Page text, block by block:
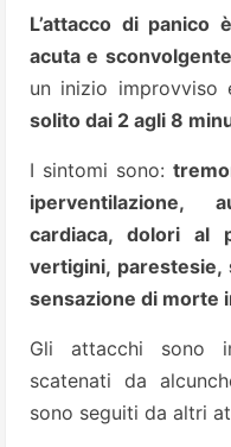
L’attacco di panico
acuta e
un inizio improvviso
solito dai 2 agli 8
I sintomi sono:
iperventilazione,
cardiaca, dolori al
vertigini, parestesie,
sensazione di morte
Gli attacchi sono
scatenati da
sono seguiti da altri